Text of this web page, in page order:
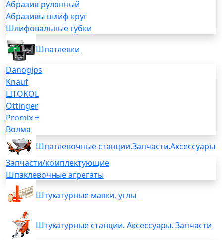
Абразив рулонный
Абразивы шлиф круг
Шлифовальные губки
Шпатлевки
Danogips
Knauf
LITOKOL
Ottinger
Promix +
Волма
Шпатлевочные станции.Запчасти.Аксессуары
Запчасти/комплектующие
Шпаклевочные агрегаты
Штукатурные маяки, углы
Штукатурные станции. Аксессуары. Запчасти